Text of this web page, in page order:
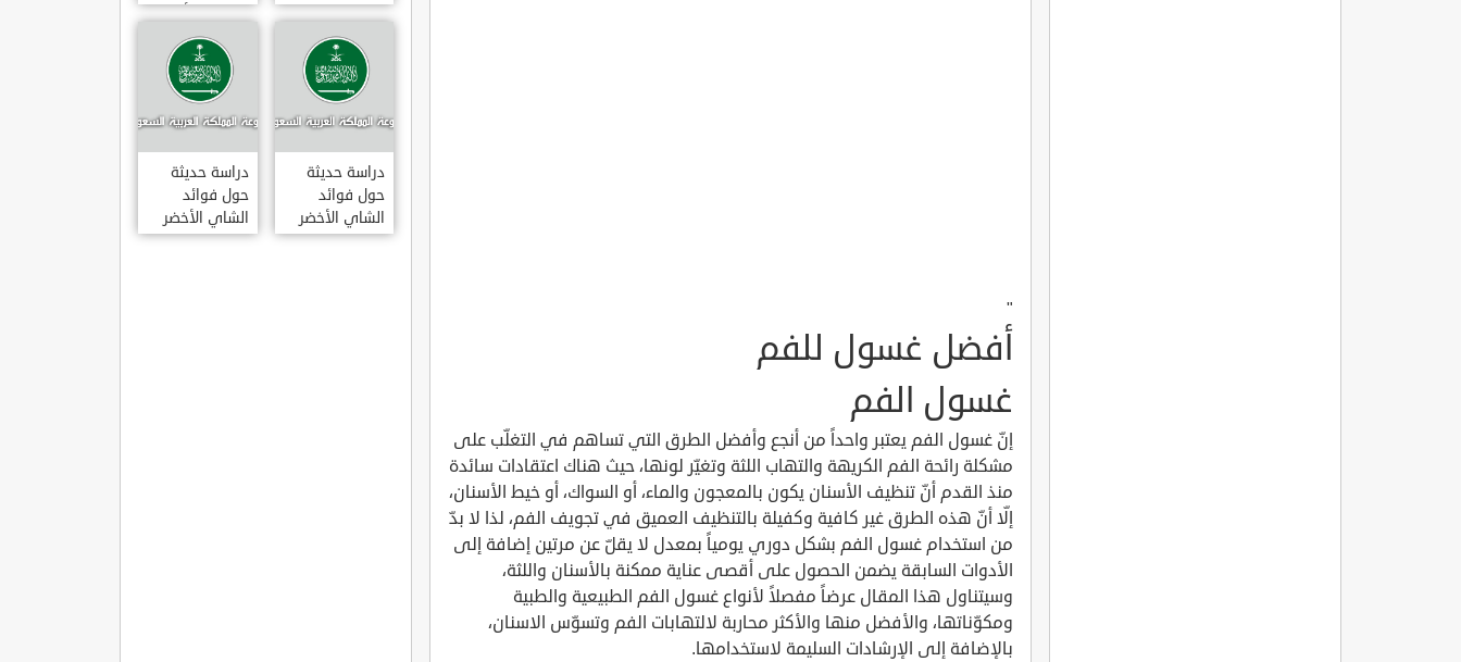
"
أفضل غسول للفم
غسول الفم
إنّ غسول الفم يعتبر واحداً من أنجع وأفضل الطرق التي تساهم في التغلّب على
مشكلة رائحة الفم الكريهة والتهاب اللثة وتغيّر لونها، حيث هناك اعتقادات سائدة
منذ القدم أنّ تنظيف الأسنان يكون بالمعجون والماء، أو السواك، أو خيط الأسنان،
إلّا أنّ هذه الطرق غير كافية وكفيلة بالتنظيف العميق في تجويف الفم، لذا لا بدّ
من استخدام غسول الفم بشكل دوري يومياً بمعدل لا يقلّ عن مرتين إضافة إلى
الأدوات السابقة يضمن الحصول على أقصى عناية ممكنة بالأسنان واللثة،
وسيتناول هذا المقال عرضاً مفصلاً لأنواع غسول الفم الطبيعية والطبية
ومكوّناتها، والأفضل منها والأكثر محاربة لالتهابات الفم وتسوّس الاسنان،
بالإضافة إلى الإرشادات السليمة لاستخدامها.
بالتهاب الأمعاء
دراسة حديثة
حول فوائد
الشاي الأخضر
دراسة حديثة
حول فوائد
الشاي الأخضر
لعلاج التهاب